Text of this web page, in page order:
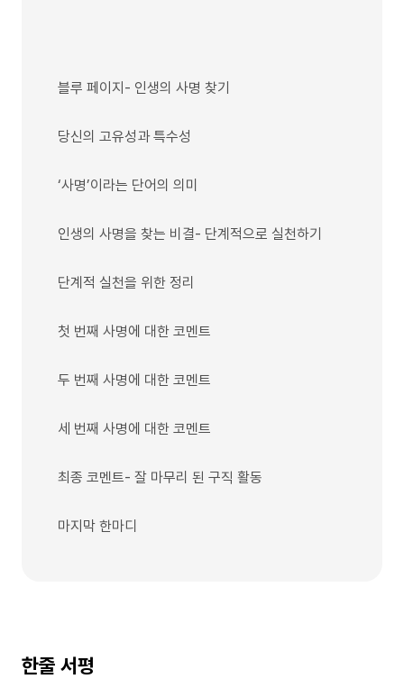
블루 페이지- 인생의 사명 찾기
당신의 고유성과 특수성
‘사명’이라는 단어의 의미
인생의 사명을 찾는 비결- 단계적으로 실천하기
단계적 실천을 위한 정리
첫 번째 사명에 대한 코멘트
두 번째 사명에 대한 코멘트
세 번째 사명에 대한 코멘트
최종 코멘트- 잘 마무리 된 구직 활동
마지막 한마디
한줄 서평